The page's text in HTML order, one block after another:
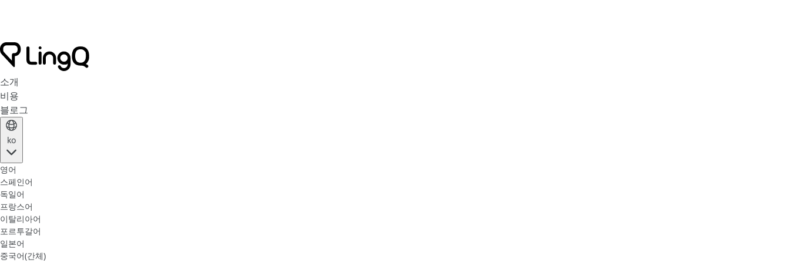
소개
비용
블로그
ko
영어
스페인어
독일어
프랑스어
이탈리아어
포르투갈어
일본어
중국어(간체)